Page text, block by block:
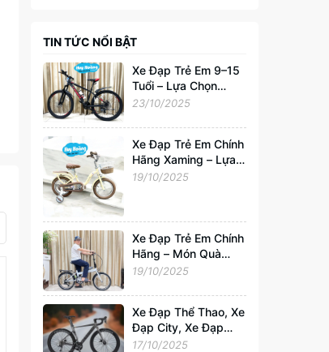
TIN TỨC NỔI BẬT
Xe Đạp Trẻ Em 9–15
Tuổi – Lựa Chọn
Hoàn Hảo Cho Tuổi
23/10/2025
Xe Đạp Trẻ Em Chính
Hãng Xaming – Lựa
Chọn Hoàn Hảo Cho
19/10/2025
Xe Đạp Trẻ Em Chính
Hãng – Món Quà
Tuyệt Vời Cho Bé
Xedapvip.com
19/10/2025
Xe Đạp Thể Thao, Xe
Đạp City, Xe Đạp
Gấp Chính Hãng –
17/10/2025